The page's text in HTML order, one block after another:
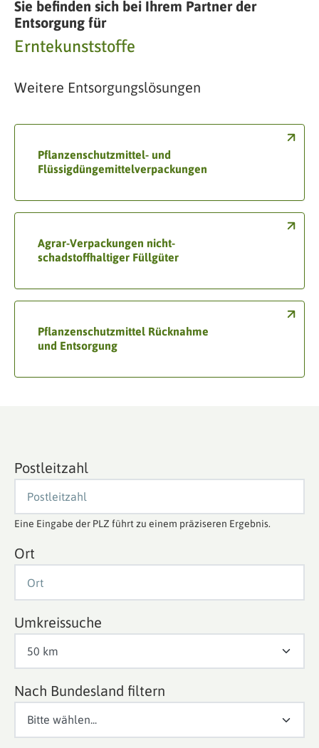
Sie befinden sich bei Ihrem Partner der
Entsorgung für
Erntekunststoffe
Weitere Entsorgungslösungen
Pflanzenschutzmittel- und
Flüssigdüngemittelverpackungen
Agrar-Verpackungen nicht-
schadstoffhaltiger Füllgüter
Pflanzenschutzmittel Rücknahme
und Entsorgung
Postleitzahl
Eine Eingabe der PLZ führt zu einem präziseren Ergebnis.
Ort
Umkreissuche
Nach Bundesland filtern